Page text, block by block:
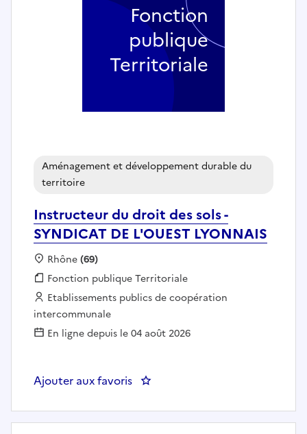
Instructeur du droit des sols -
SYNDICAT DE L'OUEST LYONNAIS
Aménagement et développement durable du
territoire
Localisation :
Rhône(69)
Fonction publique :
Fonction publique Territoriale
Employeur :
Etablissements publics de coopération
intercommunale
En ligne depuis le 04 août 2026
Ajouter aux favoris : Instructeur du droit des sols -
Fonction
publique
Territoriale